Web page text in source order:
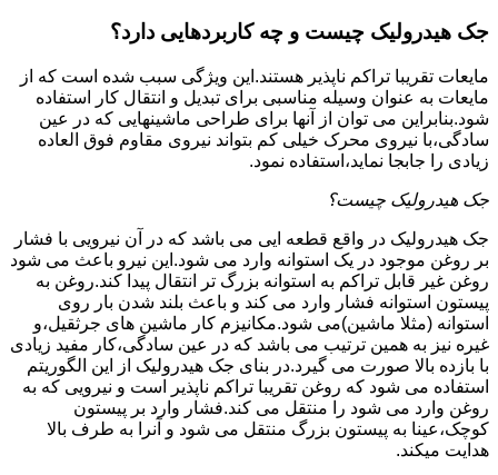
جک هیدرولیک چیست و چه کاربردهایی دارد؟
مایعات تقریبا تراکم ناپذیر هستند.این ویژگی سبب شده است که از
مایعات به عنوان وسیله مناسبی برای تبدیل و انتقال کار استفاده
شود.بنابراین می توان از آنها برای طراحی ماشینهایی که در عین
سادگی،با نیروی محرک خیلی کم بتواند نیروی مقاوم فوق العاده
زیادی را جابجا نماید،استفاده نمود.
جک هیدرولیک چیست؟
جک هیدرولیک در واقع قطعه ایی می باشد که در آن نیرویی با فشار
بر روغن موجود در یک استوانه وارد می شود.این نیرو باعث می شود
روغن غیر قابل تراکم به استوانه بزرگ تر انتقال پیدا کند.روغن به
پیستون استوانه فشار وارد می کند و باعث بلند شدن بار روی
استوانه (مثلا ماشین)می شود.مکانیزم کار ماشین های جرثقیل،و
غیره نیز به همین ترتیب می باشد که در عین سادگی،کار مفید زیادی
با بازده بالا صورت می گیرد.در بنای جک هیدرولیک از این الگوریتم
استفاده می شود که روغن تقریبا تراکم ناپذیر است و نیرویی که به
روغن وارد می شود را منتقل می کند.فشار وارد بر پیستون
کوچک،عینا به پیستون بزرگ منتقل می شود و آنرا به طرف بالا
هدایت میکند.